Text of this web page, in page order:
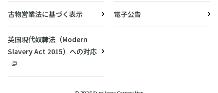
古物営業法に基づく表示 電子公告
英国現代奴隷法（Modern
Slavery Act 2015）への対応